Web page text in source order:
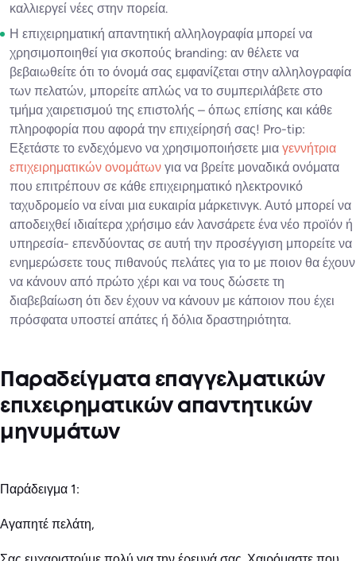
καλλιεργεί νέες στην πορεία.
Η επιχειρηματική απαντητική αλληλογραφία μπορεί να
χρησιμοποιηθεί για σκοπούς branding: αν θέλετε να
βεβαιωθείτε ότι το όνομά σας εμφανίζεται στην αλληλογραφία
των πελατών, μπορείτε απλώς να το συμπεριλάβετε στο
τμήμα χαιρετισμού της επιστολής – όπως επίσης και κάθε
πληροφορία που αφορά την επιχείρησή σας! Pro-tip:
Εξετάστε το ενδεχόμενο να χρησιμοποιήσετε μια γεννήτρια
επιχειρηματικών ονομάτων για να βρείτε μοναδικά ονόματα
που επιτρέπουν σε κάθε επιχειρηματικό ηλεκτρονικό
ταχυδρομείο να είναι μια ευκαιρία μάρκετινγκ. Αυτό μπορεί να
αποδειχθεί ιδιαίτερα χρήσιμο εάν λανσάρετε ένα νέο προϊόν ή
υπηρεσία- επενδύοντας σε αυτή την προσέγγιση μπορείτε να
ενημερώσετε τους πιθανούς πελάτες για το με ποιον θα έχουν
να κάνουν από πρώτο χέρι και να τους δώσετε τη
διαβεβαίωση ότι δεν έχουν να κάνουν με κάποιον που έχει
πρόσφατα υποστεί απάτες ή δόλια δραστηριότητα.
Παραδείγματα επαγγελματικών
επιχειρηματικών απαντητικών
μηνυμάτων
Παράδειγμα 1:
Αγαπητέ πελάτη,